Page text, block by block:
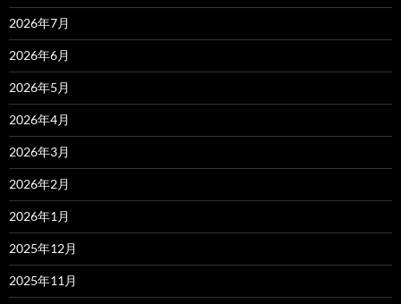
2026年7月
2026年6月
2026年5月
2026年4月
2026年3月
2026年2月
2026年1月
2025年12月
2025年11月